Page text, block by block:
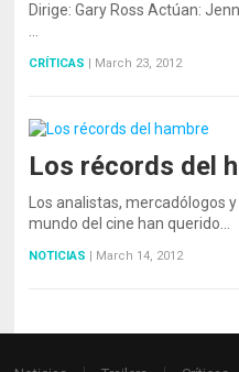
Dirige: Gary Ross Actúan:
CRÍTICAS | March 23, 2012
Los récords del
Los analistas, mercadólogos
mundo del cine han querido…
NOTICIAS | March 14, 2012